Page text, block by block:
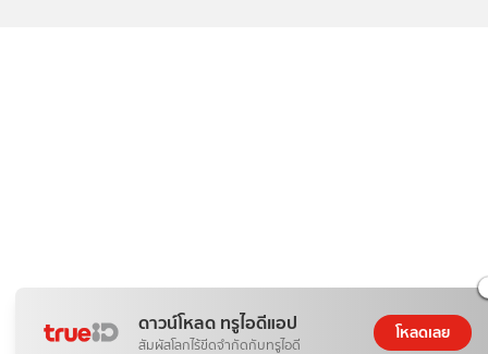
ดาวน์โหลด ทรูไอดีแอป
สัมผัสโลกไร้ขีดจำกัดกับทรูไอดี
โหลดเลย